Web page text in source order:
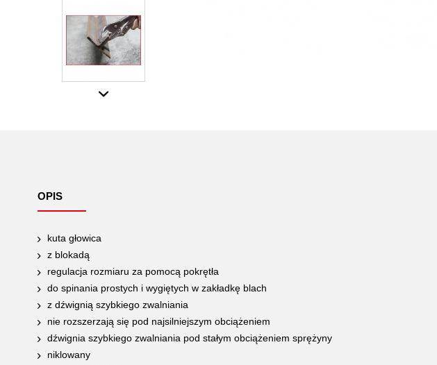
OPIS
kuta głowica
z blokadą
regulacja rozmiaru za pomocą pokrętła
do spinania prostych i wygiętych w zakładkę blach
z dźwignią szybkiego zwalniania
nie rozszerzają się pod najsilniejszym obciążeniem
dźwignia szybkiego zwalniania pod stałym obciążeniem sprężyny
niklowany